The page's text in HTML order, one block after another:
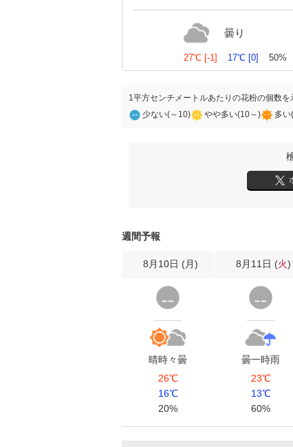
曇り
27℃ [-1] 17℃ [0] 50%
1平方センチメートルあたりの花粉の個数を
少ない(～10)
やや多い(10～) 多
週間予報
8月10日 (月)
晴時々曇
26℃
16℃
20%
8月11日 (火)
曇一時雨
23℃
13℃
60%